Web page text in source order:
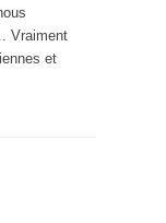
Vraiment
et